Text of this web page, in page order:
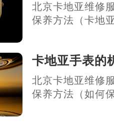
北京卡地亚维修
保养方法（卡地
卡地亚手表的
北京卡地亚维修
保养方法（如何